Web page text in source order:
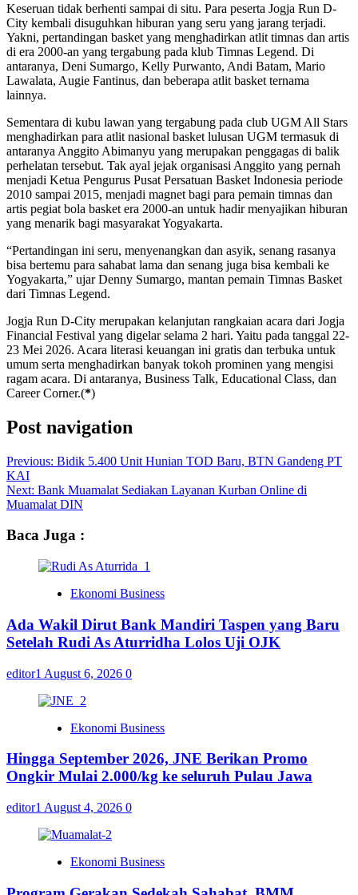
Keseruan tidak berhenti sampai di situ. Para peserta Jogja Run D-
City kembali disuguhkan hiburan yang seru yang jarang terjadi.
Yakni, pertandingan basket yang menghadirkan atlit timnas dan artis
di era 2000-an yang tergabung pada klub Timnas Legend. Di
antaranya, Deni Sumargo, Kelly Purwanto, Andi Batam, Mario
Lawalata, Augie Fantinus, dan beberapa atlit basket ternama
lainnya.
Sementara di kubu lawan yang tergabung pada club UGM All Stars
menghadirkan para atlit nasional basket lulusan UGM termasuk di
antaranya Anggito Abimanyu yang merupakan penggagas di balik
perhelatan tersebut. Tak ayal jejak organisasi Anggito yang pernah
menjadi Ketua Pengurus Pusat Persatuan Basket Indonesia periode
2010 sampai 2015, menjadi magnet bagi para pemain timnas dan
artis pegiat bola basket era 2000-an untuk hadir menyajikan hiburan
yang menarik bagi masyarakat Yogyakarta.
“Pertandingan ini seru, menyenangkan dan asyik, senang rasanya
bisa bertemu para sahabat lama dan senang juga bisa kembali ke
Yogyakarta,” ujar Denny Sumargo, mantan pemain Timnas Basket
dari Timnas Legend.
Jogja Run D-City merupakan kelanjutan rangkaian acara dari Jogja
Financial Festival yang digelar selama 2 hari. Yaitu pada tanggal 22-
23 Mei 2026. Acara literasi keuangan ini gratis dan terbuka untuk
umum serta menghadirkan banyak tokoh prominen yang mengisi
ragam acara. Di antaranya, Business Talk, Educational Class, dan
Career Corner.(*)
Post navigation
Previous: Bidik 5.400 Unit Hunian TOD Baru, BTN Gandeng PT
KAI
Next: Bank Muamalat Sediakan Layanan Kurban Online di
Muamalat DIN
Baca Juga :
Ekonomi Business
Ada Wakil Dirut Bank Mandiri Taspen yang Baru
Setelah Rudi As Aturridha Lolos Uji OJK
editor1 August 6, 2026 0
Ekonomi Business
Hingga September 2026, JNE Berikan Promo
Ongkir Mulai 2.000/kg ke seluruh Pulau Jawa
editor1 August 4, 2026 0
Ekonomi Business